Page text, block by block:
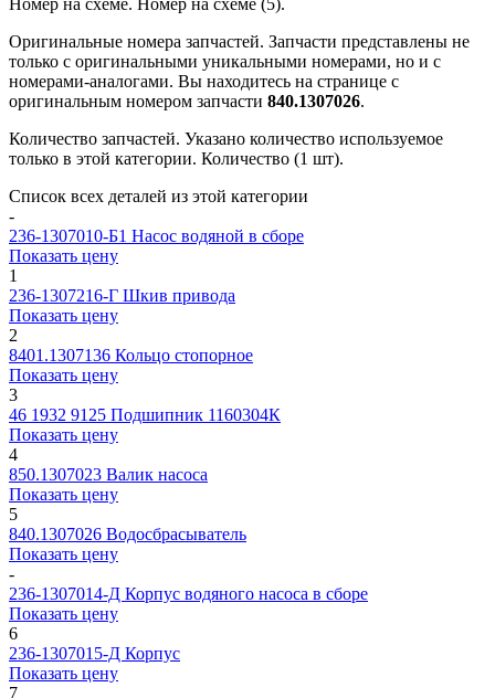
Оригинальные номера запчастей. Запчасти представлены не
только с оригинальными уникальными номерами, но и с
номерами-аналогами. Вы находитесь на странице с
оригинальным номером запчасти 840.1307026.
Количество запчастей. Указано количество используемое
только в этой категории. Количество (1 шт).
Список всех деталей из этой категории
-
236-1307010-Б1 Насос водяной в сборе
Показать цену
1
236-1307216-Г Шкив привода
Показать цену
2
8401.1307136 Кольцо стопорное
Показать цену
3
46 1932 9125 Подшипник 1160304К
Показать цену
4
850.1307023 Валик насоса
Показать цену
5
840.1307026 Водосбрасыватель
Показать цену
-
236-1307014-Д Корпус водяного насоса в сборе
Показать цену
6
236-1307015-Д Корпус
Показать цену
7